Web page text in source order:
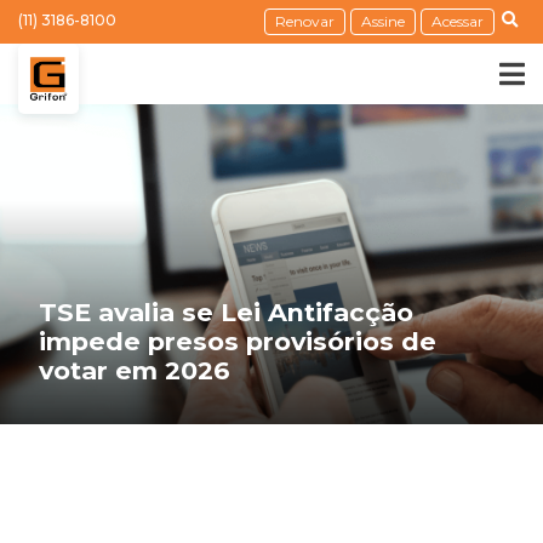
(11) 3186-8100 Renovar Assine Acessar
TSE avalia se Lei Antifacção
impede presos provisórios de
votar em 2026